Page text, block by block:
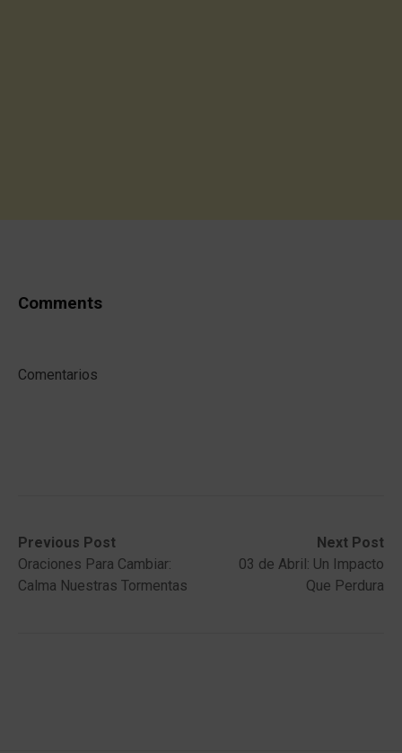
Comments
Comentarios
Post
navigation
Previous Post
Previous
post:Oraciones Para Cambiar:
Calma Nuestras Tormentas
Next Post
Next
post:
03 de Abril: Un Impacto
Que Perdura